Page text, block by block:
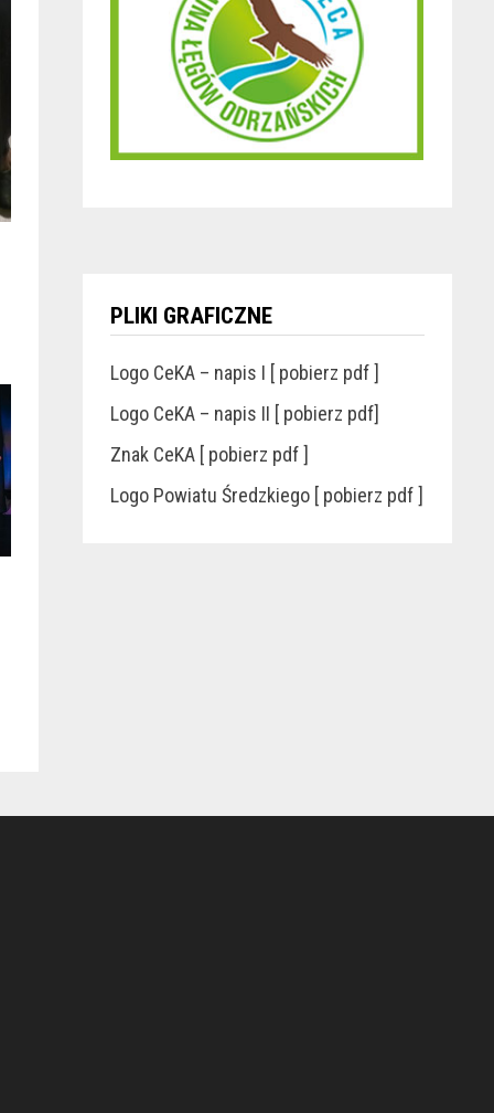
PLIKI GRAFICZNE
Logo CeKA – napis I [ pobierz pdf ]
Logo CeKA – napis II [ pobierz pdf]
Znak CeKA [ pobierz pdf ]
Logo Powiatu Średzkiego [ pobierz pdf ]